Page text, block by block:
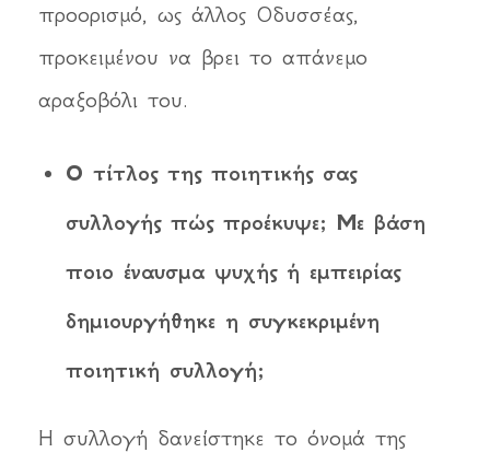
προορισμό, ως άλλος Οδυσσέας,
προκειμένου να βρει το απάνεμο
αραξοβόλι του.
Ο τίτλος της ποιητικής σας
συλλογής πώς προέκυψε; Με βάση
ποιο έναυσμα ψυχής ή εμπειρίας
δημιουργήθηκε η συγκεκριμένη
ποιητική συλλογή;
Η συλλογή δανείστηκε το όνομά της